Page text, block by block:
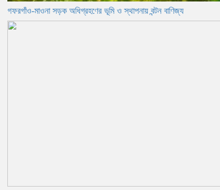
গফরগাঁও-মাওনা সড়ক অধিগ্রহণের ভূমি ও স্থাপনায় বন্টন বাণিজ্য